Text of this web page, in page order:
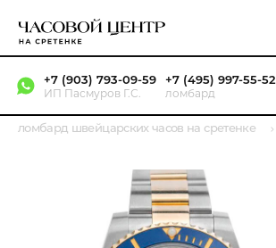
+7 (903) 793-09-59
ИП Пасмуров Г.С.
+7 (495) 997-55-52
ломбард
ломбард швейцарских часов на сретенке